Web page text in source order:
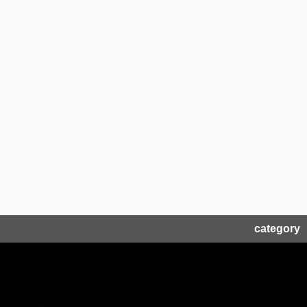
category